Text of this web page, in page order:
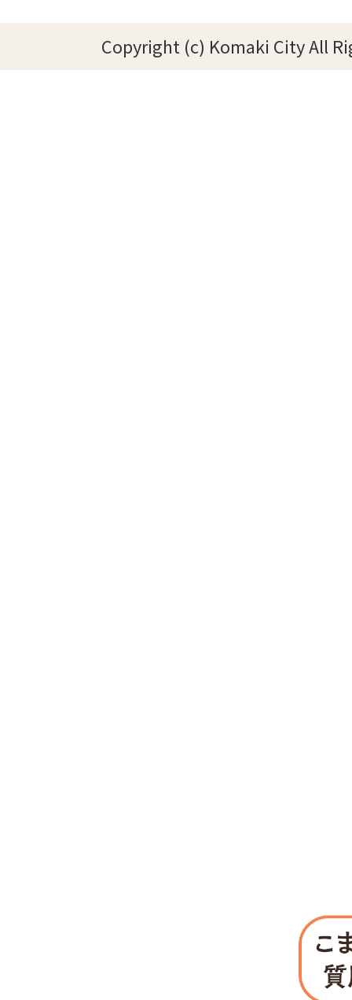
Copyright (c) Komaki City All